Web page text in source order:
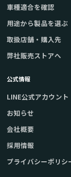
車種適合を確認
用途から製品を選ぶ
取扱店舗・購入先
弊社販売ストアへ
公式情報
LINE公式アカウント
お知らせ
会社概要
採用情報
プライバシーポリシ